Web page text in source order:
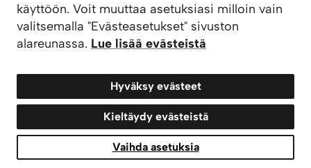
TIETOSUOJASELOSTE
SAAVUTETTAVUUSSELOSTE
EVÄSTEASETUKSET
© 2026 Visit Turku Archipelago
käyttöön. Voit muuttaa asetuksiasi milloin vain
valitsemalla "Evästeasetukset" sivuston
alareunassa. Lue lisää evästeistä
Hyväksy evästeet
Kieltäydy evästeistä
Vaihda asetuksia